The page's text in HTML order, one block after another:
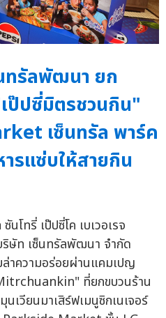
ทรัลพัฒนา ยก
ป๊ปซี่มิตรชวนกิน"
เซ็นทรัล พาร์ค
รแซ่บให้สายกิน
โทรี่ เป๊ปซี่โค เบเวอเรจ
ริษัท เซ็นทรัลพัฒนา จำกัด
าความอร่อยผ่านแคมเปญ
ที่ยกขบวนร้าน
เวียนมาเสิร์ฟเมนูซิกเนเจอร์